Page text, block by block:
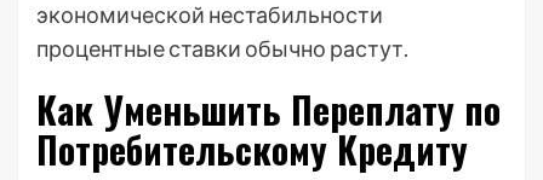
экономической нестабильности
процентные ставки обычно растут.
Как Уменьшить Переплату по
Потребительскому Кредиту